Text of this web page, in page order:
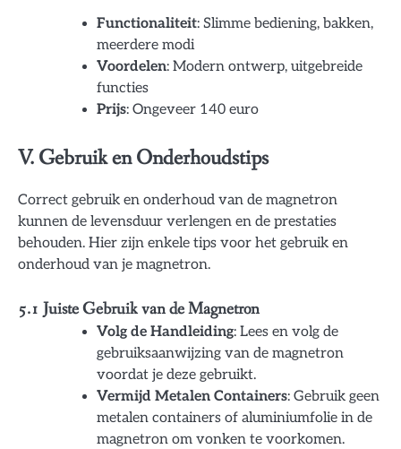
Functionaliteit: Slimme bediening, bakken,
meerdere modi
Voordelen: Modern ontwerp, uitgebreide
functies
Prijs: Ongeveer 140 euro
V. Gebruik en Onderhoudstips
Correct gebruik en onderhoud van de magnetron
kunnen de levensduur verlengen en de prestaties
behouden. Hier zijn enkele tips voor het gebruik en
onderhoud van je magnetron.
5.1 Juiste Gebruik van de Magnetron
Volg de Handleiding: Lees en volg de
gebruiksaanwijzing van de magnetron
voordat je deze gebruikt.
Vermijd Metalen Containers: Gebruik geen
metalen containers of aluminiumfolie in de
magnetron om vonken te voorkomen.